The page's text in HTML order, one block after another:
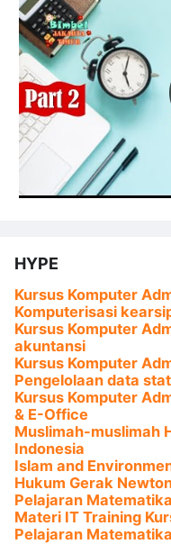
HYPE
Kursus Komputer
Komputerisasi
Kursus Komputer
akuntansi
Kursus Komputer
Pengelolaan data
Kursus Komputer
& E-Office
Muslimah-muslimah
Indonesia
Islam and
Hukum Gerak
Pelajaran
Materi IT Training
Pelajaran